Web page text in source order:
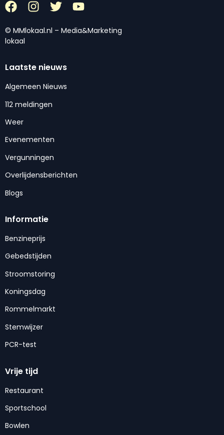
© MMlokaal.nl – Media&Marketing
lokaal
Laatste nieuws
Algemeen Nieuws
112 meldingen
Weer
Evenementen
Vergunningen
Overlijdensberichten
Blogs
Informatie
Benzineprijs
Gebedstijden
Stroomstoring
Koningsdag
Rommelmarkt
Stemwijzer
PCR-test
Vrije tijd
Restaurant
Sportschool
Bowlen